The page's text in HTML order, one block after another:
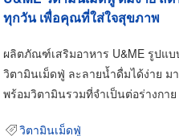
ทุกวัน เพื่อคุณที่ใส่ใจสุขภาพ
ผลิตภัณฑ์เสริมอาหาร U&ME รูปแบ
วิตามินเม็ดฟู่ ละลายน้ำดื่มได้ง่าย มา
พร้อมวิตามินรวมที่จำเป็นต่อร่างกาย
วิตามินเม็ดฟู่